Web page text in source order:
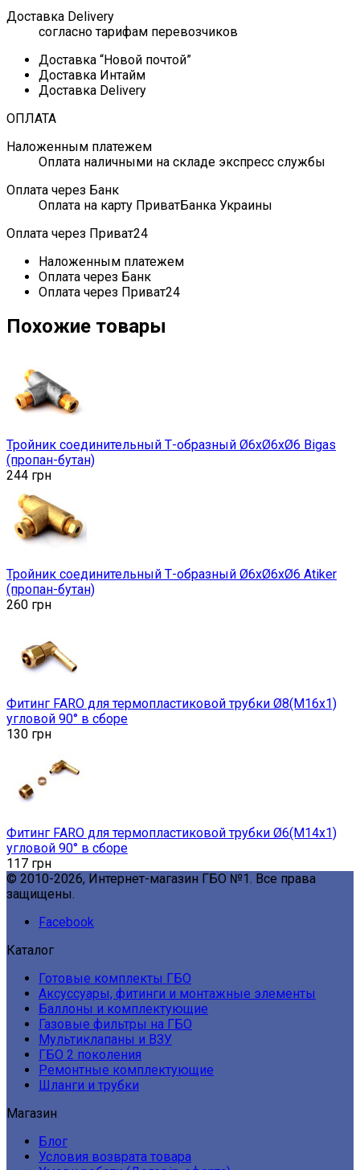
Доставка Delivery
согласно тарифам перевозчиков
Доставка “Новой почтой”
Доставка Интайм
Доставка Delivery
ОПЛАТА
Наложенным платежем
Оплата наличными на складе экспресс службы
Оплата через Банк
Оплата на карту ПриватБанка Украины
Оплата через Приват24
Наложенным платежем
Оплата через Банк
Оплата через Приват24
Похожие товары
Тройник соединительный Т-образный Ø6xØ6xØ6 Bigas
(пропан-бутан)
244 грн
Тройник соединительный Т-образный Ø6xØ6xØ6 Atiker
(пропан-бутан)
260 грн
Фитинг FARO для термопластиковой трубки Ø8(M16x1)
угловой 90° в сборе
130 грн
Фитинг FARO для термопластиковой трубки Ø6(M14x1)
угловой 90° в сборе
117 грн
© 2010-2026, Интернет-магазин ГБО №1. Все права
защищены.
Facebook
Каталог
Готовые комплекты ГБО
Аксуссуары, фитинги и монтажные элементы
Баллоны и комплектующие
Газовые фильтры на ГБО
Мультиклапаны и ВЗУ
ГБО 2 поколения
Ремонтные комплектующие
Шланги и трубки
Магазин
Блог
Условия возврата товара